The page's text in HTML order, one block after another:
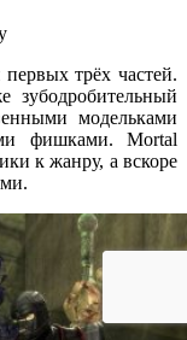
трёх частей.
модельками
фишками. Mortal
к жанру, а вскоре